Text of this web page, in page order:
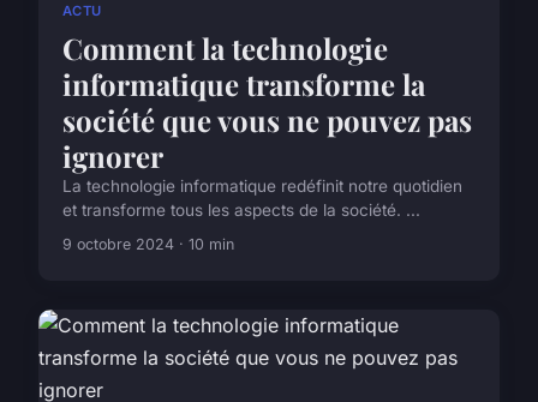
ACTU
Comment la technologie
informatique transforme la
société que vous ne pouvez pas
ignorer
La technologie informatique redéfinit notre quotidien
et transforme tous les aspects de la société. ...
9 octobre 2024 · 10 min